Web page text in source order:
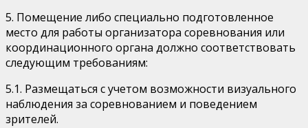
5. Помещение либо специально подготовленное
место для работы организатора соревнования или
координационного органа должно соответствовать
следующим требованиям:
5.1. Размещаться с учетом возможности визуального
наблюдения за соревнованием и поведением
зрителей.